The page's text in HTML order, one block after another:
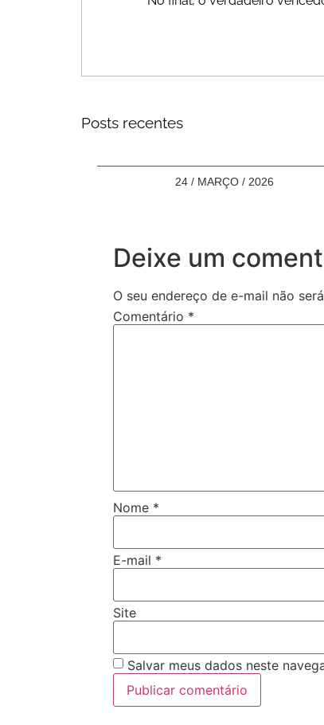
Posts recentes
24 / MARÇO / 2026
Deixe um
O seu endereço de e-mail não
Comentário *
Nome *
E-mail *
Site
Salvar meus dados neste